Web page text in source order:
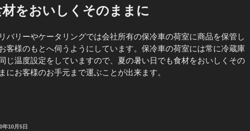
材をおいしくそのままに
バリーやケータリングでは会社所有の保冷車の荷室に商品を保管し
客様のもとへ伺うようにしています。保冷車の荷室には常に冷蔵庫
じ温度設定をしていますので、夏の暑い日でも食材をおいしくその
にお客様のお手元まで運ぶことが出来ます。
年10月5日